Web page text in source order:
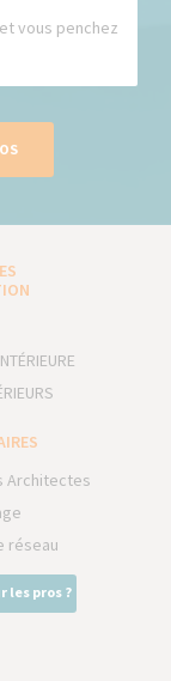
vous penchez
Architectes
réseau
les pros ?